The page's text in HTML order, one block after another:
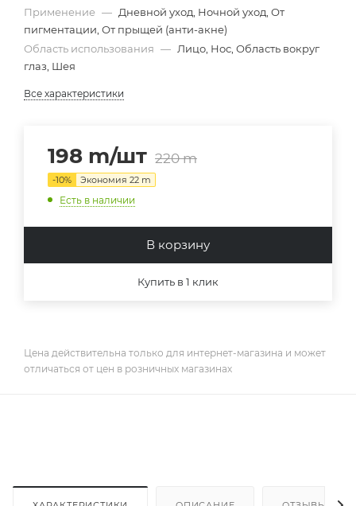
Применение — Дневной уход, Ночной уход, От
пигментации, От прыщей (анти-акне)
Область использования — Лицо, Нос, Область вокруг
глаз, Шея
Все характеристики
198 m/шт 220m
-10% Экономия 22 m
Есть в наличии
В корзину
Купить в 1 клик
Цена действительна только для интернет-магазина и может
отличаться от цен в розничных магазинах